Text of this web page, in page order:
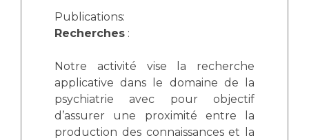
Publications:
Recherches :
Notre activité vise la recherche
applicative dans le domaine de la
psychiatrie avec pour objectif
d’assurer une proximité entre la
production des connaissances et la